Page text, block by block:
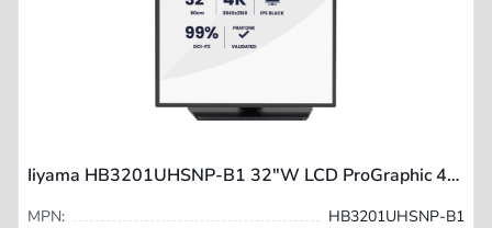
Iiyama HB3201UHSNP-B1 32"W LCD ProGraphic 4K UHD IPS USB-C D
MPN: HB3201UHSNP-B1